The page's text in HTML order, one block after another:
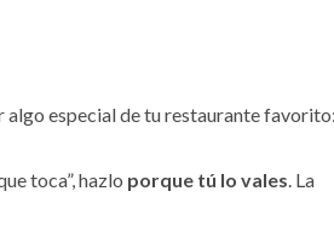
algo especial de tu restaurante favorito:
toca”, hazlo porque tú lo vales. La